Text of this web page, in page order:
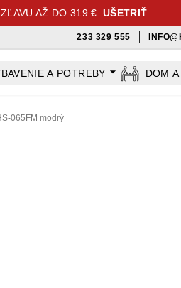
AŽ DO 319 € UŠETRIŤ
233 329 555
A POTREBY DOM
065FM modrý